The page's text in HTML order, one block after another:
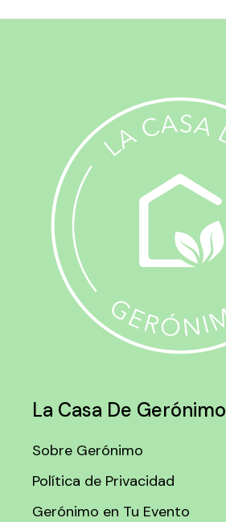
La Casa De Gerónimo
Sobre Gerónimo
Política de Privacidad
Gerónimo en Tu Evento